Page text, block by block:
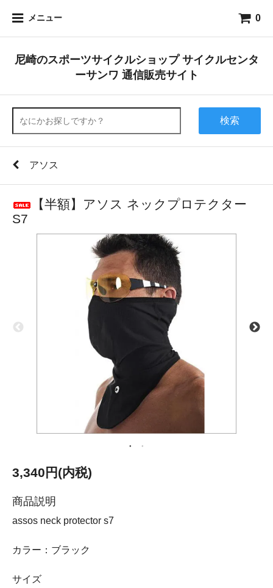
メニュー 0
尼崎のスポーツサイクルショップ サイクルセンタ
ーサンワ 通信販売サイト
検索
アソス
【半額】アソス ネックプロテクター
S7
3,340円(内税)
商品説明
assos neck protector s7
カラー：ブラック
サイズ